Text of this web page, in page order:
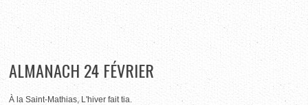
ALMANACH 24 FÉVRIER
À la Saint-Mathias, L'hiver fait tia.